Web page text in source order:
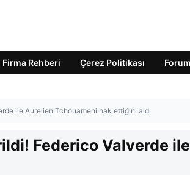
Firma Rehberi Çerez Politikası Forum
ile Aurelien Tchouameni hak ettiğini aldı
Federico Valverde ile